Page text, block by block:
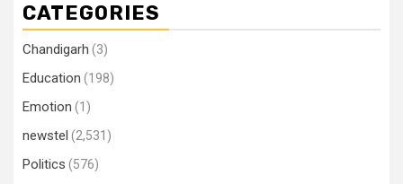
CATEGORIES
Chandigarh (3)
Education (198)
Emotion (1)
newstel (2,531)
Politics (576)